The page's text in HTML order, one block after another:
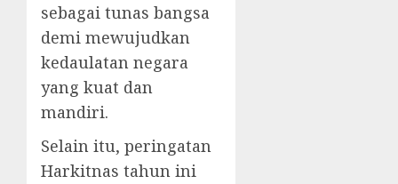
sebagai tunas bangsa
demi mewujudkan
kedaulatan negara
yang kuat dan
mandiri.
Selain itu, peringatan
Harkitnas tahun ini